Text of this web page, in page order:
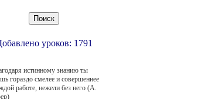
уроков: 1791
истинному знанию ты
гораздо смелее и совершеннее
работе, нежели без него (А.